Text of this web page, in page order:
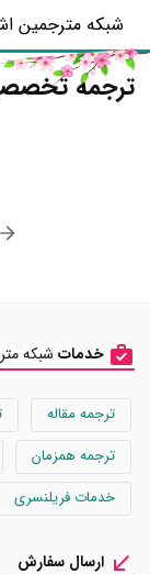
شبکه مترجمین
ترجمه
خدمات شبکه
ترجمه مقاله
ترجمه همزمان
خدمات فریلنسری
ارسال سفارش